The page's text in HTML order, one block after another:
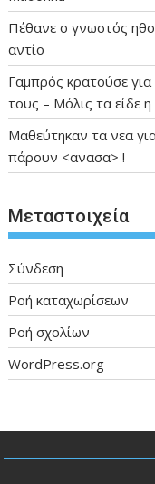
Πέθανε ο γνωστός
αντίο
Γαμπρός κρατούσε
τους – Μόλις τα είδε
Μαθεύτηκαν τα νεα
πάρουν <ανασα> !
Μεταστοιχεία
Σύνδεση
Ροή καταχωρίσεων
Ροή σχολίων
WordPress.org